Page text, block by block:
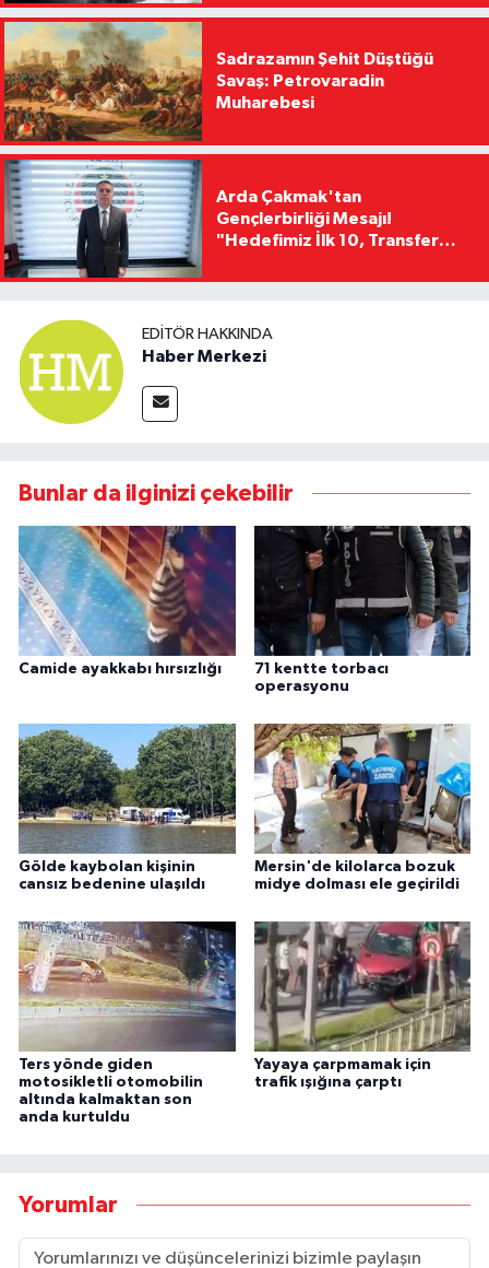
Sadrazamın Şehit Düştüğü
Savaş: Petrovaradin
Muharebesi
Arda Çakmak'tan
Gençlerbirliği Mesajı!
"Hedefimiz İlk 10, Transfer
Kaldıracağız"
EDITÖR HAKKINDA
Haber Merkezi
Bunlar da ilginizi çekebilir
Camide ayakkabı hırsızlığı
71 kentte torbacı
operasyonu
Gölde kaybolan kişinin
cansız bedenine ulaşıldı
Mersin'de kilolarca bozuk
midye dolması ele geçirildi
Ters yönde giden
motosikletli otomobilin
altında kalmaktan son
anda kurtuldu
Yayaya çarpmamak için
trafik ışığına çarptı
Yorumlar